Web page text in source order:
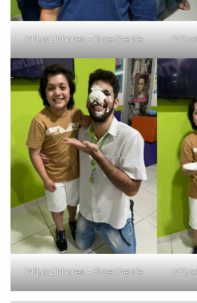
inFlux Linhares – Face the pie inFlux
inFlux Linhares – Face the pie inFlux